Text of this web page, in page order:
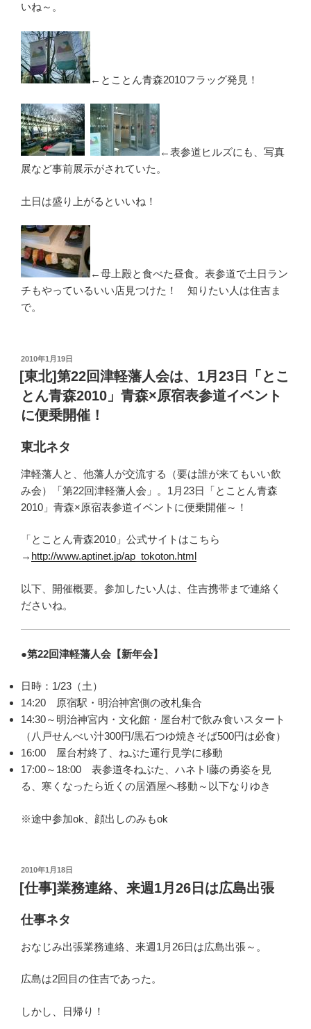
いね～。
←とことん青森2010フラッグ発見！
←表参道ヒルズにも、写真
展など事前展示がされていた。
土日は盛り上がるといいね！
←母上殿と食べた昼食。表参道で土日ラン
チもやっているいい店見つけた！ 知りたい人は住吉ま
で。
投
稿
日:
2010年1月19日
[東北]第22回津軽藩人会は、1月23日「とこ
とん青森2010」青森×原宿表参道イベント
に便乗開催！
東北ネタ
津軽藩人と、他藩人が交流する（要は誰が来てもいい飲
み会）「第22回津軽藩人会」。1月23日「とことん青森
2010」青森×原宿表参道イベントに便乗開催～！
「とことん青森2010」公式サイトはこちら
→ http://www.aptinet.jp/ap_tokoton.html
以下、開催概要。参加したい人は、住吉携帯まで連絡く
ださいね。
●第22回津軽藩人会【新年会】
日時：1/23（土）
14:20 原宿駅・明治神宮側の改札集合
14:30～明治神宮内・文化館・屋台村で飲み食いスタート
（八戸せんべい汁300円/黒石つゆ焼きそば500円は必食）
16:00 屋台村終了、ねぶた運行見学に移動
17:00～18:00 表参道冬ねぶた、ハネトI藤の勇姿を見
る、寒くなったら近くの居酒屋へ移動～以下なりゆき
※途中参加ok、顔出しのみもok
投
稿
日:
2010年1月18日
[仕事]業務連絡、来週1月26日は広島出張
仕事ネタ
おなじみ出張業務連絡、来週1月26日は広島出張～。
広島は2回目の住吉であった。
しかし、日帰り！